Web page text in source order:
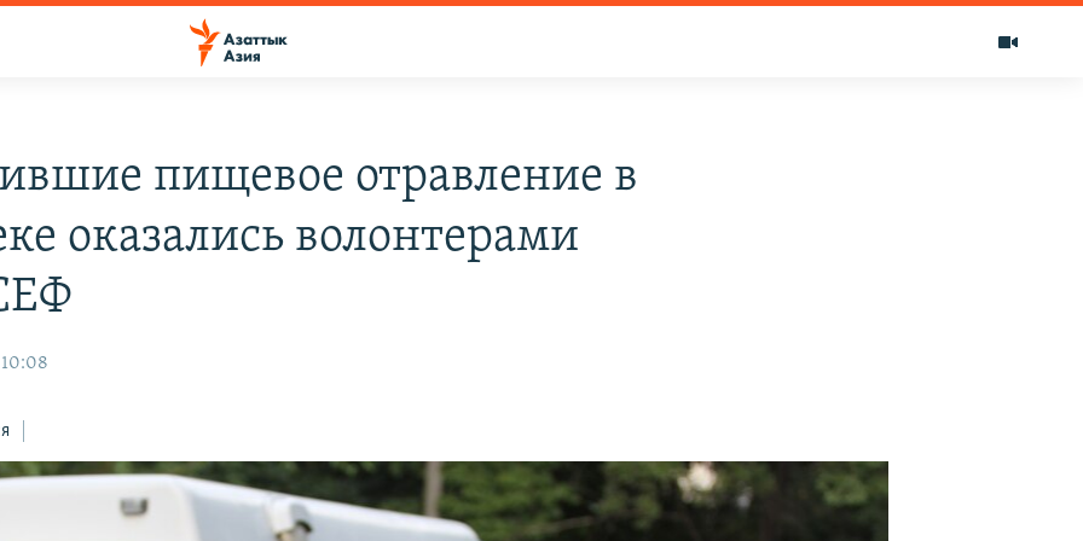
пищевое отравление в
оказались волонтерами
10:08